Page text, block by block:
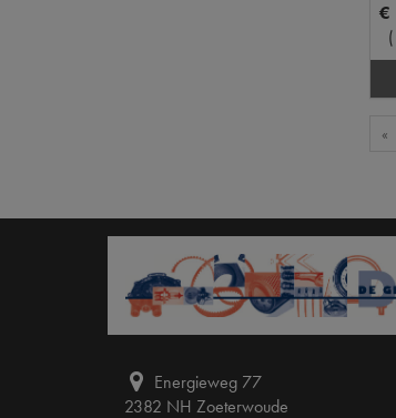
€
(
«
Energieweg 77
2382 NH Zoeterwoude